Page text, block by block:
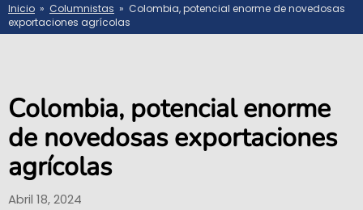
Inicio » Columnistas » Colombia, potencial enorme de novedosas
exportaciones agrícolas
Colombia, potencial enorme
de novedosas exportaciones
agrícolas
Abril 18, 2024